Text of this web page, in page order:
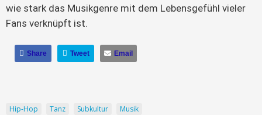
wie stark das Musikgenre mit dem Lebensgefühl vieler
Fans verknüpft ist.
Share Tweet Email
Hip-Hop Tanz Subkultur Musik